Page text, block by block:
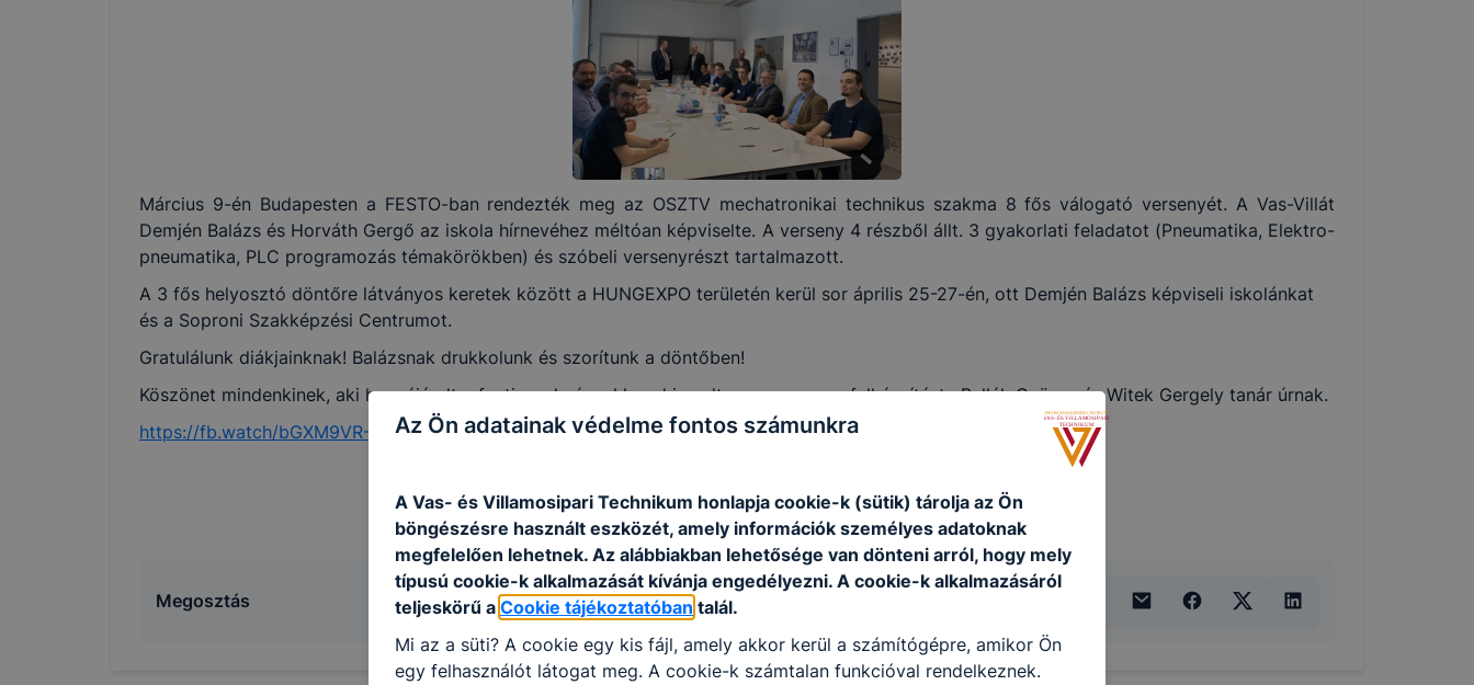
Március 9-én Budapesten a FESTO-ban rendezték meg az OSZTV mechatronikai technikus szakma 8 fős válogató versenyét. A Vas-Villát
Demjén Balázs és Horváth Gergő az iskola hírnevéhez méltóan képviselte. A verseny 4 részből állt. 3 gyakorlati feladatot (Pneumatika, Elektro-
pneumatika, PLC programozás témakörökben) és szóbeli versenyrészt tartalmazott.
A 3 fős helyosztó döntőre látványos keretek között a HUNGEXPO területén kerül sor április 25-27-én, ott Demjén Balázs képviseli iskolánkat
és a Soproni Szakképzési Centrumot.
Gratulálunk diákjainknak! Balázsnak drukkolunk és szorítunk a döntőben!
Köszönet mindenkinek, aki hozzájárult a fenti eredményekhez, kiemelten a versenyre felkészítést, Bellák György és Witek Gergely tanár úrnak.
https://fb.watch/bGXM9VR-Zs/
Megosztás
Az Ön adatainak védelme fontos számunkra
A Vas- és Villamosipari Technikum honlapja cookie-k (sütik) tárolja az Ön
böngészésre használt eszközét, amely információk személyes adatoknak
megfelelően lehetnek. Az alábbiakban lehetősége van dönteni arról, hogy mely
típusú cookie-k alkalmazását kívánja engedélyezni. A cookie-k alkalmazásáról
teljeskörű a Cookie tájékoztatóban talál.
Mi az a süti? A cookie egy kis fájl, amely akkor kerül a számítógépre, amikor Ön
egy felhasználót látogat meg. A cookie-k számtalan funkcióval rendelkeznek.